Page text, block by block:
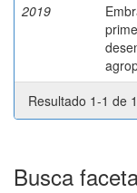
2019
Resultado 1-1 de
Busca